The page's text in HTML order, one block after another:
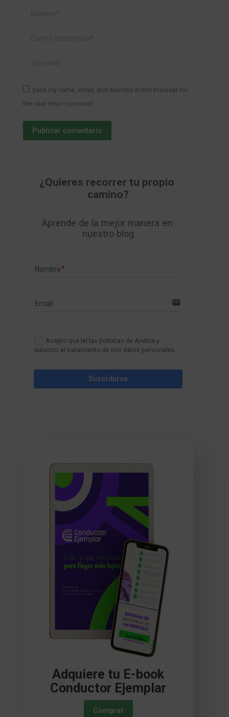
Save my name, email, and website in this browser for
the next time I comment.
Publicar comentario
¿Quieres recorrer tu propio
camino?
Aprende de la mejor manera en
nuestro blog
Nombre
Email email
Acepto que leí las políticas de Andina y
autorizo el tratamiento de mis datos personales.
Suscribirse
Adquiere tu E-book
Conductor Ejemplar
Comprar